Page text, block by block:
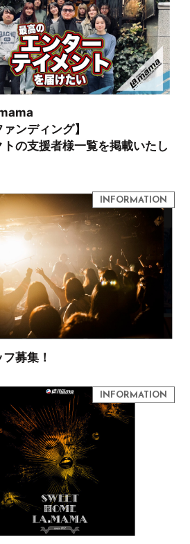
ンディング】
トの支援者様一覧を掲載いたし
募集！